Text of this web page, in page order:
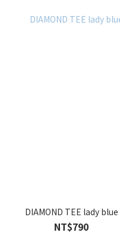
DIAMOND TEE lady blue
NT$790